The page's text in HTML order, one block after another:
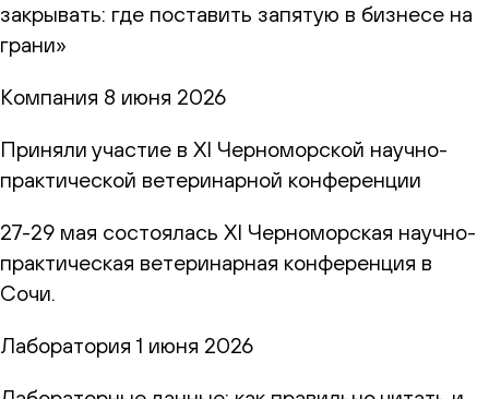
закрывать: где поставить запятую в бизнесе на
грани»
Компания 8 июня 2026
Приняли участие в XI Черноморской научно-
практической ветеринарной конференции
27-29 мая состоялась XI Черноморская научно-
практическая ветеринарная конференция в
Сочи.
Лаборатория 1 июня 2026